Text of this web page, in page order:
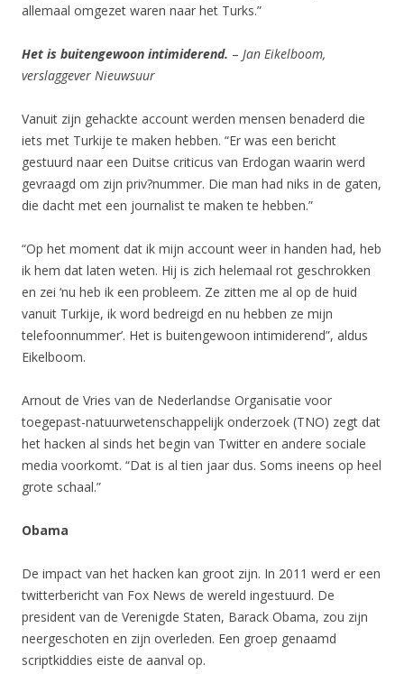
allemaal omgezet waren naar het Turks.”
Het is buitengewoon intimiderend. – Jan Eikelboom,
verslaggever Nieuwsuur
Vanuit zijn gehackte account werden mensen benaderd die
iets met Turkije te maken hebben. “Er was een bericht
gestuurd naar een Duitse criticus van Erdogan waarin werd
gevraagd om zijn priv?nummer. Die man had niks in de gaten,
die dacht met een journalist te maken te hebben.”
“Op het moment dat ik mijn account weer in handen had, heb
ik hem dat laten weten. Hij is zich helemaal rot geschrokken
en zei ‘nu heb ik een probleem. Ze zitten me al op de huid
vanuit Turkije, ik word bedreigd en nu hebben ze mijn
telefoonnummer’. Het is buitengewoon intimiderend”, aldus
Eikelboom.
Arnout de Vries van de Nederlandse Organisatie voor
toegepast-natuurwetenschappelijk onderzoek (TNO) zegt dat
het hacken al sinds het begin van Twitter en andere sociale
media voorkomt. “Dat is al tien jaar dus. Soms ineens op heel
grote schaal.”
Obama
De impact van het hacken kan groot zijn. In 2011 werd er een
twitterbericht van Fox News de wereld ingestuurd. De
president van de Verenigde Staten, Barack Obama, zou zijn
neergeschoten en zijn overleden. Een groep genaamd
scriptkiddies eiste de aanval op.